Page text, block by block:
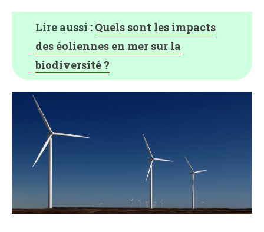
Lire aussi : Quels sont les impacts
des éoliennes en mer sur la
biodiversité ?